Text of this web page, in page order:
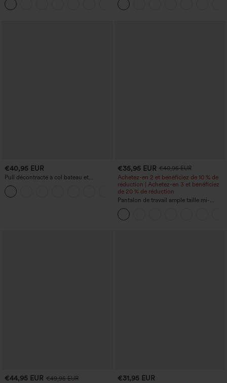
retroussé et effet délavé
€40,95 EUR
Pull décontracté à col bateau et
manches chauve-souris
+1
€35,95 EUR €40,95 EUR
Achetez-en 2 et bénéficiez de 10 % de
réduction | Achetez-en 3 et bénéficiez
de 20 % de réduction
Pantalon de travail ample taille mi-
haute, coupe « barrel » (jambe en forme
de tonneau) avec poches
€44,95 EUR €49,95 EUR
€31,95 EUR